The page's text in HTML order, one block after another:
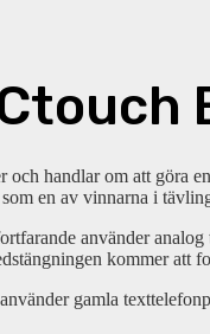
handlar om att göra
en av vinnarna i
använder
kommer att
gamla